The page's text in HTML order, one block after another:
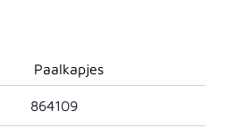
Paalkapjes
864109